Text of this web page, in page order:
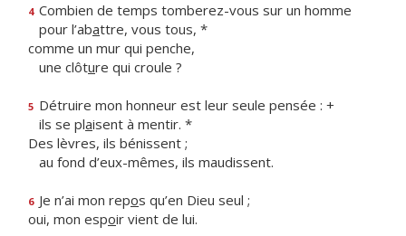
4 Combien de temps tomberez-vous sur un homme
pour l’abattre, vous tous, *
comme un mur qui penche,
une clôture qui croule ?
5 Détruire mon honneur est leur seule pensée : +
ils se plaisent à mentir. *
Des lèvres, ils bénissent ;
au fond d’eux-mêmes, ils maudissent.
6 Je n’ai mon repos qu’en Dieu seul ;
oui, mon espoir vient de lui.